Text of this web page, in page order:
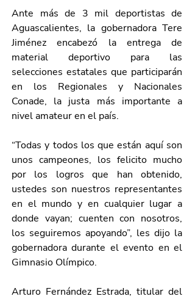
Ante más de 3 mil deportistas de
Aguascalientes, la gobernadora Tere
Jiménez encabezó la entrega de
material deportivo para las
selecciones estatales que participarán
en los Regionales y Nacionales
Conade, la justa más importante a
nivel amateur en el país.
“Todas y todos los que están aquí son
unos campeones, los felicito mucho
por los logros que han obtenido,
ustedes son nuestros representantes
en el mundo y en cualquier lugar a
donde vayan; cuenten con nosotros,
los seguiremos apoyando”, les dijo la
gobernadora durante el evento en el
Gimnasio Olímpico.
Arturo Fernández Estrada, titular del